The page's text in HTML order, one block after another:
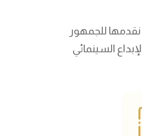
نقدمها للجمهور
السينمائي